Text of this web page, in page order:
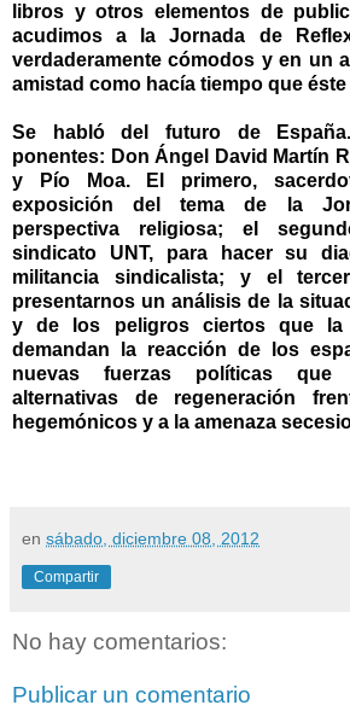
libros y otros elementos de
acudimos a la Jornada de
verdaderamente cómodos y en un
amistad como hacía tiempo que
Se habló del futuro de
ponentes: Don Ángel David Martín
y Pío Moa. El primero,
exposición del tema de la
perspectiva religiosa; el
sindicato UNT, para hacer su
militancia sindicalista; y el
presentarnos un análisis de la
y de los peligros ciertos que la
demandan la reacción de los
nuevas fuerzas políticas que
alternativas de regeneración
hegemónicos y a la amenaza
en sábado, diciembre 08, 2012
Compartir
No hay comentarios:
Publicar un comentario